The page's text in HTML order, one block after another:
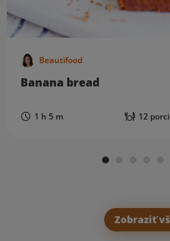
Beautifood
Banana bread
1 h 5 m 12
Zobraziť